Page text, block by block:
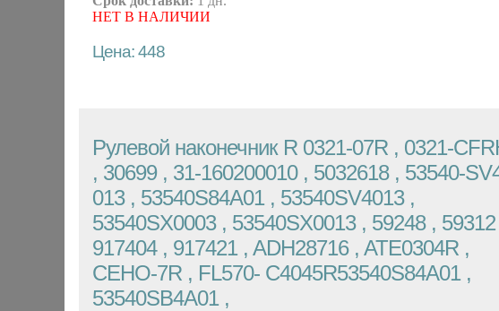
НЕТ В НАЛИЧИИ
Цена: 448
Рулевой наконечник R 0321-07R , 0321-
, 30699 , 31-160200010 , 5032618 , 53540-
013 , 53540S84A01 , 53540SV4013 ,
53540SX0003 , 53540SX0013 , 59248 , 59312
917404 , 917421 , ADH28716 , ATE0304R ,
CEHO-7R , FL570- C4045R53540S84A01 ,
53540SB4A01 ,